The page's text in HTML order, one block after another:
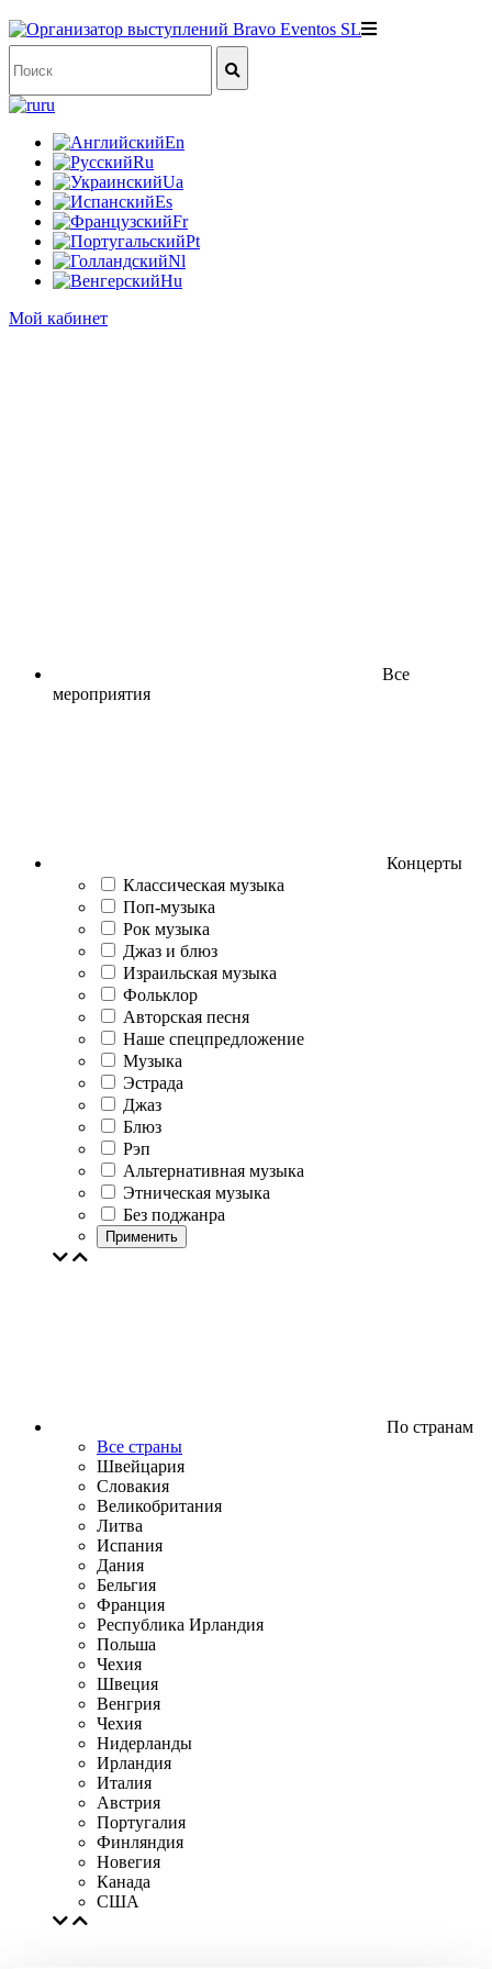
ru
En
Ru
Ua
Es
Fr
Pt
Nl
Hu
Мой кабинет
Все
мероприятия
Концерты
Классическая музыка
Поп-музыка
Рок музыка
Джаз и блюз
Израильская музыка
Фольклор
Авторская песня
Наше спецпредложение
Музыка
Эстрада
Джаз
Блюз
Рэп
Альтернативная музыка
Этническая музыка
Без поджанра
Применить
По странам
Все страны
Швейцария
Словакия
Великобритания
Литва
Испания
Дания
Бельгия
Франция
Республика Ирландия
Польша
Чехия
Швеция
Венгрия
Чехия
Нидерланды
Ирландия
Италия
Австрия
Португалия
Финляндия
Новегия
Канада
США